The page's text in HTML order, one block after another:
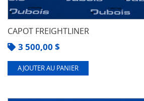
CAPOT FREIGHTLINER
3 500,00 $
AJOUTER AU PANIER